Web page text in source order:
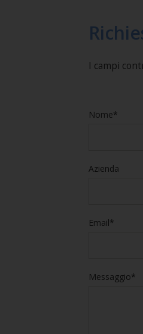
I campi
Nome*
Azienda
Email*
Messaggio*